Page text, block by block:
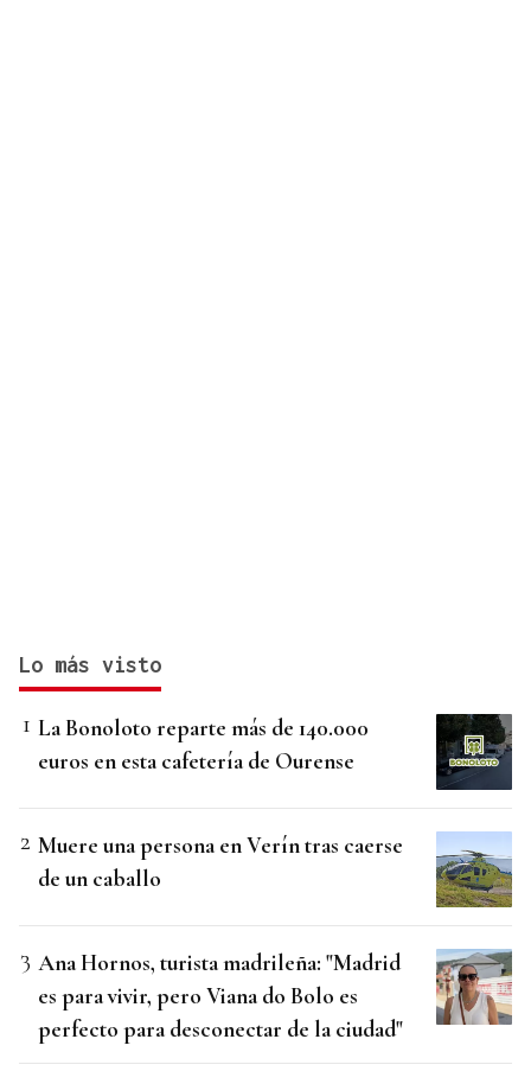
Lo más visto
La Bonoloto reparte más de 140.000
euros en esta cafetería de Ourense
Muere una persona en Verín tras caerse
de un caballo
Ana Hornos, turista madrileña: "Madrid
es para vivir, pero Viana do Bolo es
perfecto para desconectar de la ciudad"